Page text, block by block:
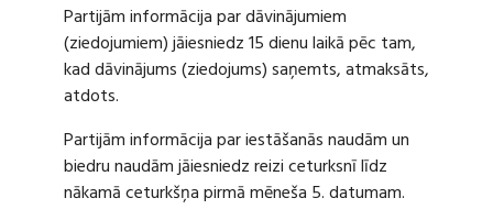
Partijām informācija par dāvinājumiem
(ziedojumiem) jāiesniedz 15 dienu laikā pēc tam,
kad dāvinājums (ziedojums) saņemts, atmaksāts,
atdots.
Partijām informācija par iestāšanās naudām un
biedru naudām jāiesniedz reizi ceturksnī līdz
nākamā ceturkšņa pirmā mēneša 5. datumam.